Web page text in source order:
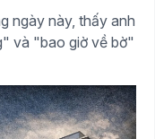
ngày này, thấy anh
và "bao giờ về bờ"